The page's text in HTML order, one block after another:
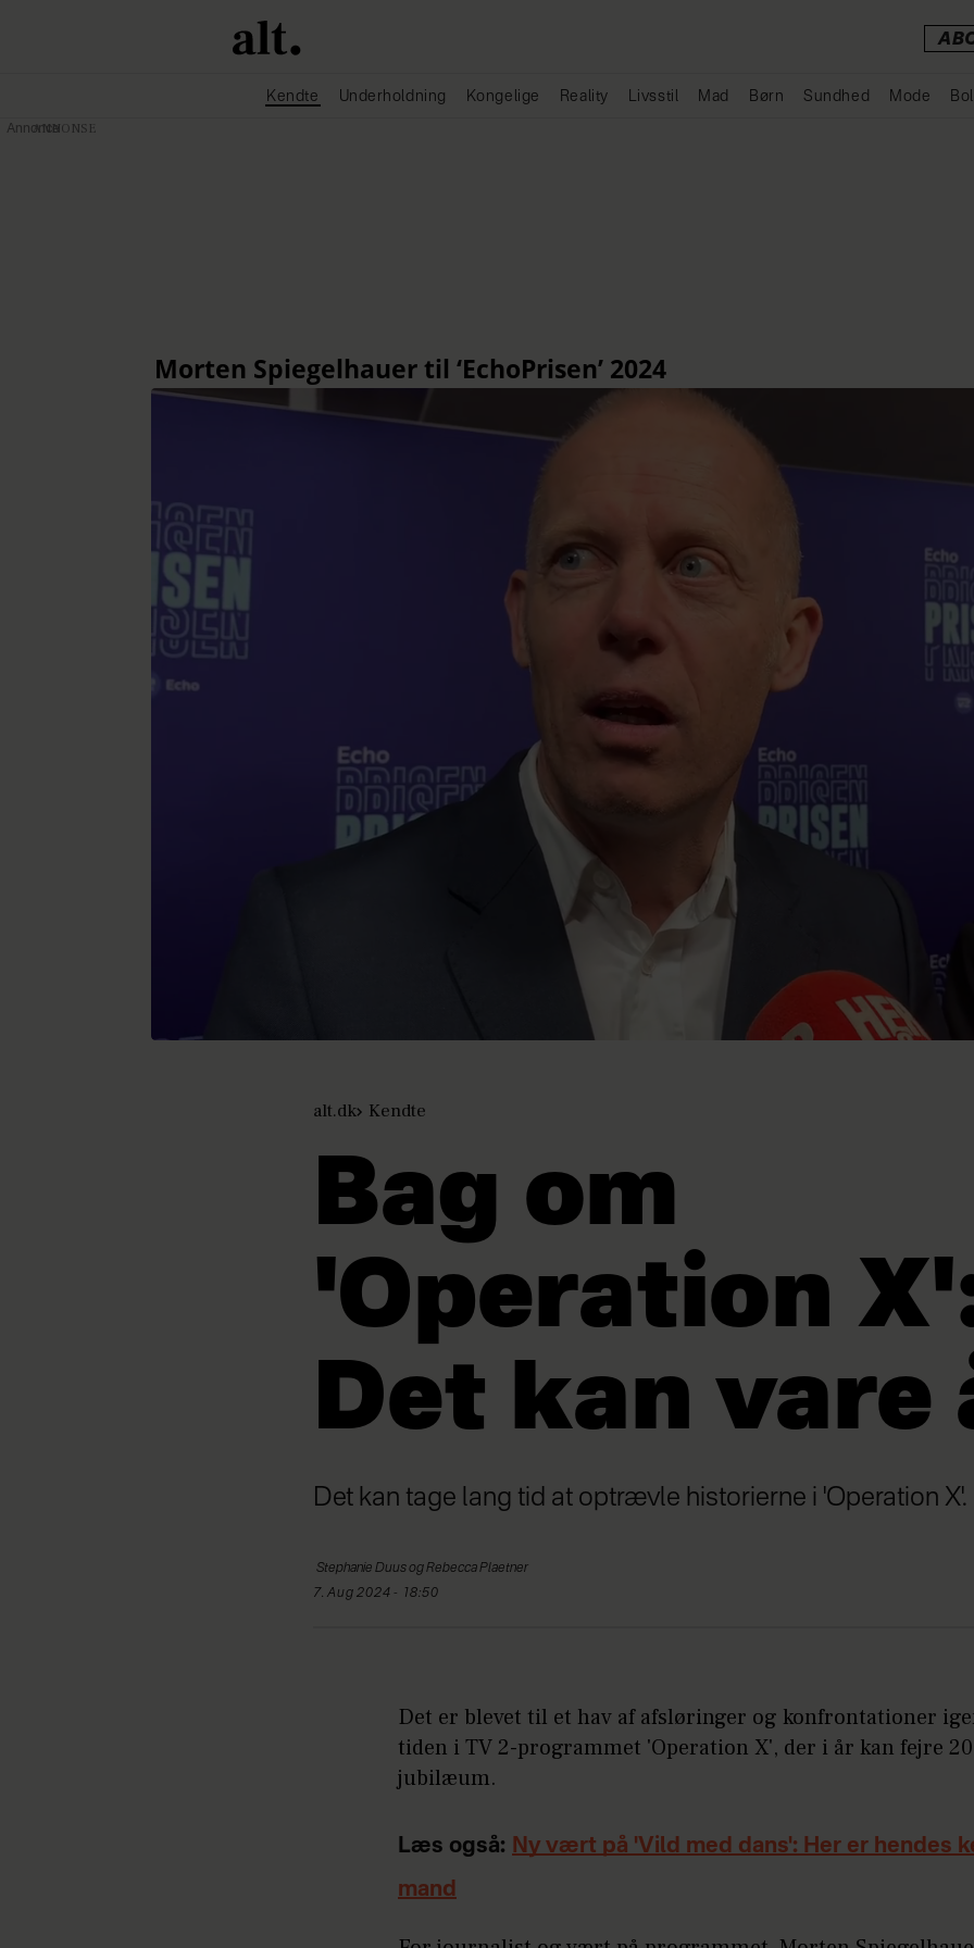
Kendte Underholdning Kongelige Reality Livsstil Mad Børn Sundhed Mode
alt.dk Kendte
Bag om
'Operation
Det kan vare
Det kan tage lang tid at optrævle historierne i 'Operation X'.
Stephanie Duus og Rebecca Plaetner
7. Aug 2024 - 18:50
Det er blevet til et hav af afsløringer og konfrontationer
tiden i TV 2-programmet 'Operation X', der i år kan fejre
jubilæum.
Læs også: Ny vært på 'Vild med dans': Her er hendes
mand
Annonce